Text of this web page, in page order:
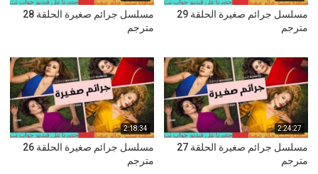
مسلسل جرائم صغيرة الحلقة 29
مترجم
مسلسل جرائم صغيرة الحلقة 28
مترجم
2:24:27
مسلسل جرائم صغيرة الحلقة 27
مترجم
2:18:34
مسلسل جرائم صغيرة الحلقة 26
مترجم